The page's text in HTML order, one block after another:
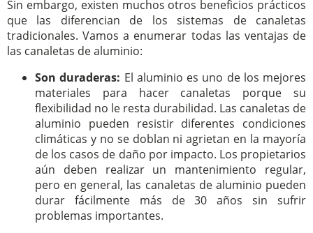
Sin embargo, existen muchos otros beneficios prácticos
que las diferencian de los sistemas de canaletas
tradicionales. Vamos a enumerar todas las ventajas de
las canaletas de aluminio:
Son duraderas: El aluminio es uno de los mejores
materiales para hacer canaletas porque su
flexibilidad no le resta durabilidad. Las canaletas de
aluminio pueden resistir diferentes condiciones
climáticas y no se doblan ni agrietan en la mayoría
de los casos de daño por impacto. Los propietarios
aún deben realizar un mantenimiento regular,
pero en general, las canaletas de aluminio pueden
durar fácilmente más de 30 años sin sufrir
problemas importantes.